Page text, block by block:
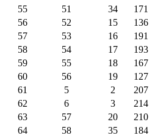
55
51 34 171
56
52 15 136
57
53 16 191
58
54 17 193
59
55 18 167
60
56 19 127
61
5 2 207
62
6 3 214
63
57 20 210
64
58 35 184